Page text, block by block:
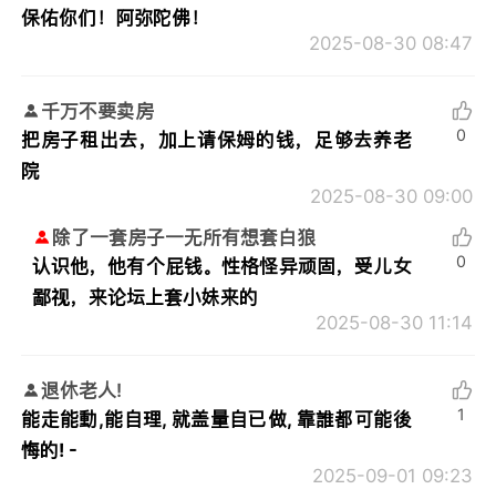
保佑你们！阿弥陀佛！
2025-08-30 08:47
千万不要卖房
把房子租出去，加上请保姆的钱，足够去养老
院
2025-08-30 09:00
0
除了一套房子一无所有想套白狼
认识他，他有个屁钱。性格怪异顽固，受儿女
鄙视，来论坛上套小妹来的
2025-08-30 11:14
0
退休老人!
能走能動,能自理, 就盖量自已做, 靠誰都可能後
悔的! -
2025-09-01 09:23
1